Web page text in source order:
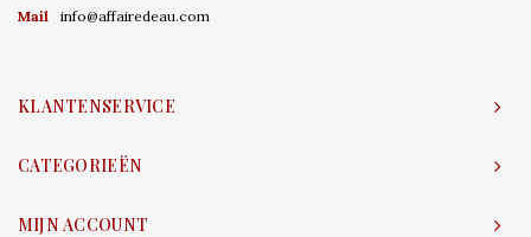
Mail
info@affairedeau.com
KLANTENSERVICE
CATEGORIEËN
MIJN ACCOUNT